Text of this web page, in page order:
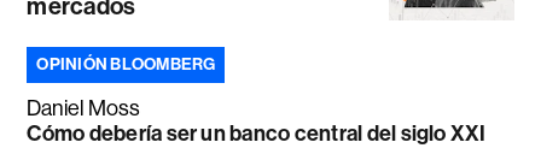
mercados
OPINIÓN BLOOMBERG
Daniel Moss
Cómo debería ser un banco central del siglo XXI